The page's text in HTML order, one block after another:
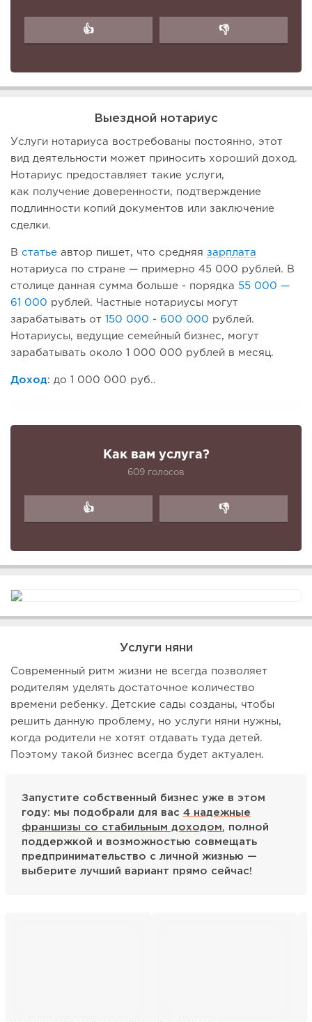
👍 👎
Выездной нотариус
Услуги нотариуса востребованы постоянно, этот
вид деятельности может приносить хороший доход.
Нотариус предоставляет такие услуги,
как получение доверенности, подтверждение
подлинности копий документов или заключение
сделки.
В статье автор пишет, что средняя зарплата
нотариуса по стране — примерно 45 000 рублей. В
столице данная сумма больше - порядка 55 000 —
61 000 рублей. Частные нотариусы могут
зарабатывать от 150 000 - 600 000 рублей.
Нотариусы, ведущие семейный бизнес, могут
зарабатывать около 1 000 000 рублей в месяц.
Доход: до 1 000 000 руб..
Как вам услуга?
609 голосов
👍 👎
Услуги няни
Современный ритм жизни не всегда позволяет
родителям уделять достаточное количество
времени ребенку. Детские сады созданы, чтобы
решить данную проблему, но услуги няни нужны,
когда родители не хотят отдавать туда детей.
Поэтому такой бизнес всегда будет актуален.
Запустите собственный бизнес уже в этом
году: мы подобрали для вас 4 надежные
франшизы со стабильным доходом, полной
поддержкой и возможностью совмещать
предпринимательство с личной жизнью —
выберите лучший вариант прямо сейчас!